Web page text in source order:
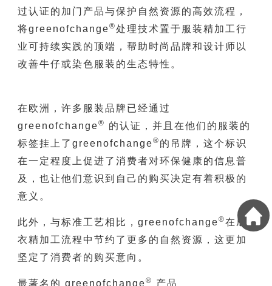
过认证的加门产品与保护自然资源的高效流程，
将greenofchange®处理技术置于服装精加工行
业可持续实践的顶端，帮助时尚品牌和设计师以
改善牛仔或染色服装的生态特性。
在欧洲，许多服装品牌已经通过
greenofchange®
的认证，并且在他们的服装的
标签挂上了greenofchange® 的吊牌，这个标识
在一定程度上促进了消费者对环保健康的信息普
及，也让他们意识到自己的购买决定有着积极的
意义。
此外，与标准工艺相比，greenofchange®在成
衣精加工流程中节约了更多的自然资源，这更加
坚定了消费者的购买意向。
最著名的 greenofchange® 产品